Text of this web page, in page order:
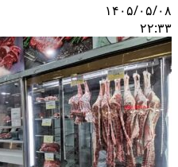
۱۴۰۵/۰۵/۰۸
۲۲:۳۳